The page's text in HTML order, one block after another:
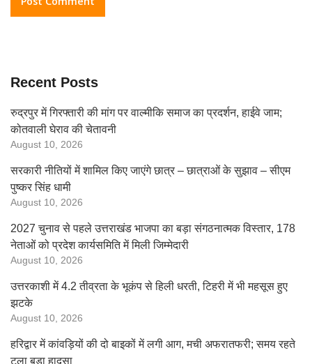
Recent Posts
रुद्रपुर में गिरफ्तारी की मांग पर वाल्मीकि समाज का प्रदर्शन, हाईवे जाम;
कोतवाली घेराव की चेतावनी
August 10, 2026
सरकारी नीतियों में शामिल किए जाएंगे छात्र – छात्राओं के सुझाव – सीएम
पुष्कर सिंह धामी
August 10, 2026
2027 चुनाव से पहले उत्तराखंड भाजपा का बड़ा संगठनात्मक विस्तार, 178
नेताओं को प्रदेश कार्यसमिति में मिली जिम्मेदारी
August 10, 2026
उत्तरकाशी में 4.2 तीव्रता के भूकंप से हिली धरती, टिहरी में भी महसूस हुए
झटके
August 10, 2026
हरिद्वार में कांवड़ियों की दो बाइकों में लगी आग, मची अफरातफरी; समय रहते
टला बड़ा हादसा